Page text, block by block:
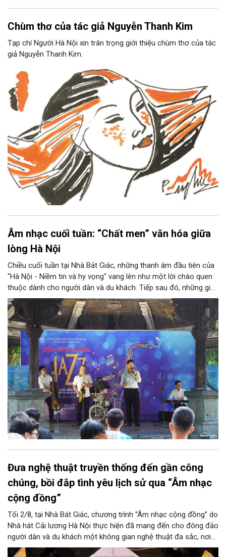
Chùm thơ của tác giả Nguyễn Thanh Kim
Tạp chí Người Hà Nội xin trân trọng giới thiệu chùm thơ của tác
giả Nguyễn Thanh Kim.
Âm nhạc cuối tuần: “Chất men” văn hóa giữa
lòng Hà Nội
Chiều cuối tuần tại Nhà Bát Giác, những thanh âm đầu tiên của
"Hà Nội - Niềm tin và hy vọng" vang lên như một lời chào quen
thuộc dành cho người dân và du khách. Tiếp sau đó, những giai
điệu jazz kinh điển của thế giới lần lượt cất lên qua phần biểu
diễn của NSƯT Quyền Văn Minh và các nghệ sĩ Bình Minh Jazz
Club, mở ra một không gian âm nhạc giàu cảm xúc ngay giữa
trung tâm Thủ đô.
Đưa nghệ thuật truyền thống đến gần công
chúng, bồi đắp tình yêu lịch sử qua “Âm nhạc
cộng đồng”
Tối 2/8, tại Nhà Bát Giác, chương trình “Âm nhạc cộng đồng” do
Nhà hát Cải lương Hà Nội thực hiện đã mang đến cho đông đảo
người dân và du khách một không gian nghệ thuật đa sắc, nơi
những làn điệu cải lương, ca cổ, tân cổ và các tiết mục múa